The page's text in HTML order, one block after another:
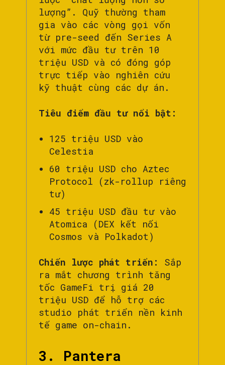
lượng”. Quỹ thường tham
gia vào các vòng gọi vốn
từ pre-seed đến Series A
với mức đầu tư trên 10
triệu USD và có đóng góp
trực tiếp vào nghiên cứu
kỹ thuật cùng các dự án.
Tiêu điểm đầu tư nổi bật:
125 triệu USD vào
Celestia
60 triệu USD cho Aztec
Protocol (zk-rollup riêng
tư)
45 triệu USD đầu tư vào
Atomica (DEX kết nối
Cosmos và Polkadot)
Chiến lược phát triển:
Sắp
ra mắt chương trình tăng
tốc GameFi trị giá 20
triệu USD để hỗ trợ các
studio phát triển nền kinh
tế game on-chain.
3. Pantera